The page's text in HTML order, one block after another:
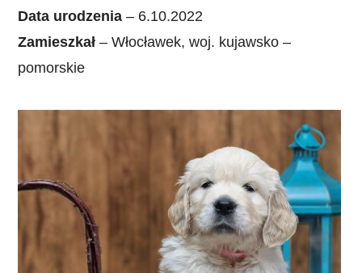
Data urodzenia – 6.10.2022
Zamieszkał – Włocławek, woj. kujawsko –
pomorskie